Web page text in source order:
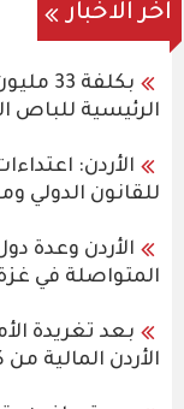
اخر الاخبار
الرئيسية للباص
الأردن:
للقانون الدولي
الأردن وعدة
المتواصلة في
بعد تغريدة
الأردن المالية